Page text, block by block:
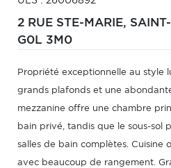
2 RUE STE-MARIE,
G0L 3M0
Propriété exceptionnelle au style
grands plafonds et une
mezzanine offre une chambre
bain privé, tandis que le sous-sol
salles de bain complètes. Cuisine
avec beaucoup de rangement.